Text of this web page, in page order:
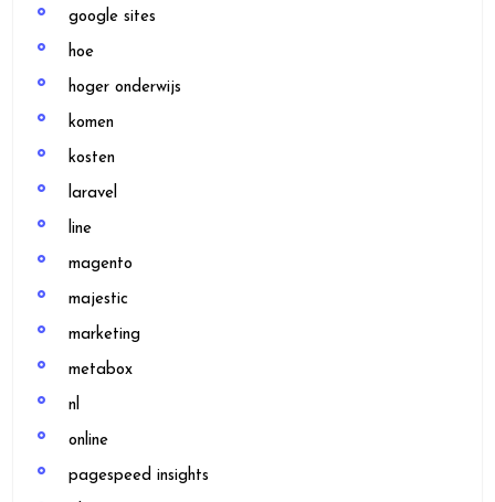
google sites
hoe
hoger onderwijs
komen
kosten
laravel
line
magento
majestic
marketing
metabox
nl
online
pagespeed insights